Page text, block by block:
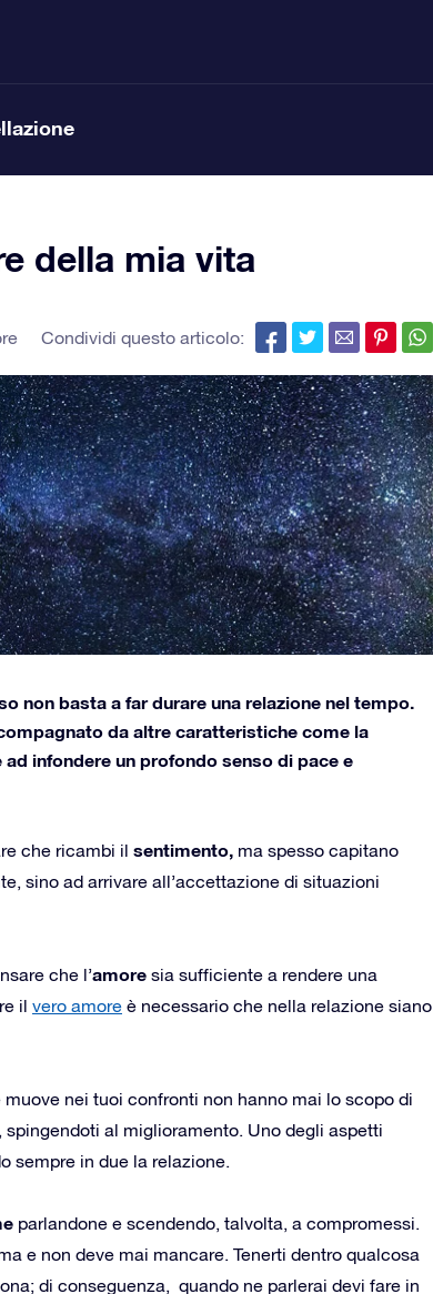
della mia vita
Condividi questo articolo:
non basta a far durare una relazione nel tempo.
da altre caratteristiche come la
infondere un profondo senso di pace e
che ricambi il sentimento, ma spesso capitano
sino ad arrivare all’accettazione di situazioni
che l’amore sia sufficiente a rendere una
il vero amore è necessario che nella relazione siano
nei tuoi confronti non hanno mai lo scopo di
al miglioramento. Uno degli aspetti
sempre in due la relazione.
parlandone e scendendo, talvolta, a compromessi.
e non deve mai mancare. Tenerti dentro qualcosa
di conseguenza, quando ne parlerai devi fare in